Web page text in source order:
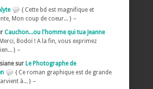
{ Cette bd est magnifique et
Mon coup de coeur... } –
Cauchon...ou l'homme qui tua Jeanne
Bodoï ! A la fin, vous exprimez
} –
sur Le Photographe de
{ Ce roman graphique est de grande
à... } –